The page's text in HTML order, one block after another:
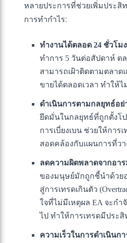
หลายประการที่ช่วยเพิ่มประสิ
การทำกำไร:
ทำงานได้ตลอด 24 ชั่วโม
ทำการ 5 วันต่อสัปดาห์ ต
สามารถเฝ้าติดตามตลาด
ขายได้ตลอดเวลา ทำให้
ดำเนินการตามกลยุทธ์อย่
ยึดมั่นในกลยุทธ์ที่ถูกตั้งโ
การเบี่ยงเบน ช่วยให้การ
สอดคล้องกับแผนการที่วา
ลดความผิดพลาดจากอา
ของมนุษย์มักถูกชี้นำด้วย
สู่การเทรดเกินตัว
ใจที่ไม่มีเหตุผล EA จะกำ
ไป ทำให้การเทรดมีประ
ความเร็วในการดำเนินกา